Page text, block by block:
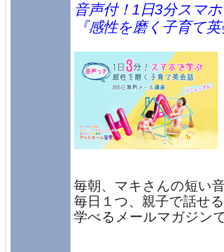
音声付！1日3分スマ
『感性を磨く子育て
毎朝、マキさんの短い
毎日１つ、親子で話せ
学べるメールマガジン